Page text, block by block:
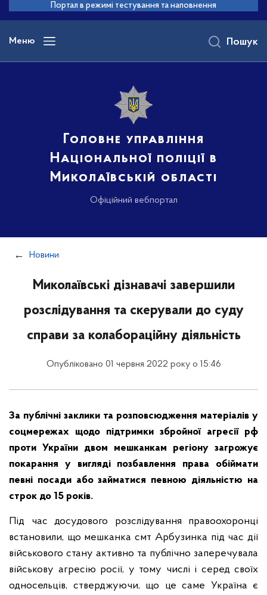
основного
вмісту
Портал в режимі тестування та наповнення
Меню
Головне управління
Національної поліції в
Миколаївській області
Офіційний вебпортал
Пошук
Новини
Миколаївські дізнавачі завершили
розслідування та скерували до суду
справи за колабораційну діяльність
Опубліковано 01 червня 2022 року о 15:46
За публічні заклики та розповсюдження матеріалів у
соцмережах щодо підтримки збройної агресії рф
проти України двом мешканкам регіону загрожує
покарання у вигляді позбавлення права обіймати
певні посади або займатися певною діяльністю на
строк до 15 років.
Під час досудового розслідування правоохоронці
встановили, що мешканка смт Арбузинка під час дії
військового стану активно та публічно заперечувала
військову агресію росії, у тому числі і серед своїх
односельців, стверджуючи, що це саме Україна є